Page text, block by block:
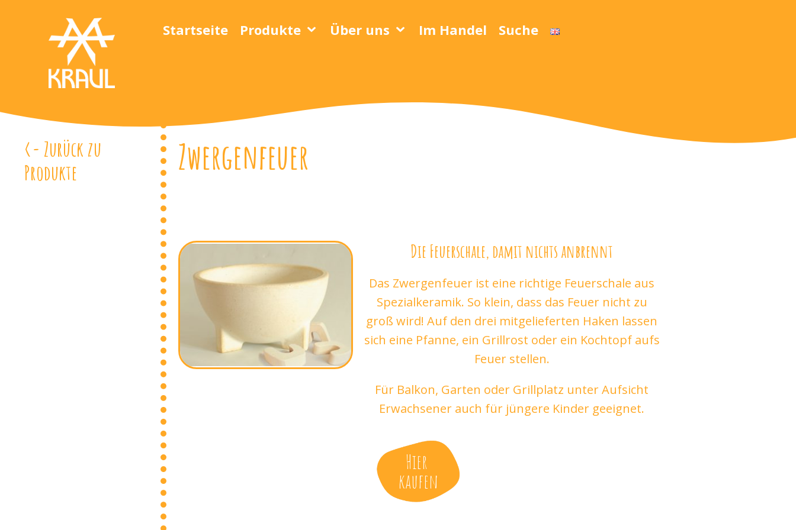
Startseite Produkte Über uns Im Handel Suche
<- Zurück zu
Produkte
Zwergenfeuer
Die Feuerschale, damit nichts anbrennt
Das Zwergenfeuer ist eine richtige Feuerschale aus
Spezialkeramik. So klein, dass das Feuer nicht zu
groß wird! Auf den drei mitgelieferten Haken lassen
sich eine Pfanne, ein Grillrost oder ein Kochtopf aufs
Feuer stellen.
Für Balkon, Garten oder Grillplatz unter Aufsicht
Erwachsener auch für jüngere Kinder geeignet.
Hier
kaufen